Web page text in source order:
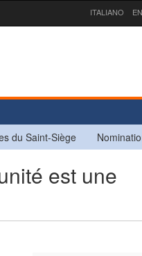
ITALIANO
du Saint-Siège
est une